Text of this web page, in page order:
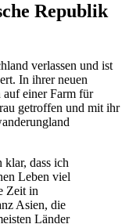
Republik
verlassen und ist
In ihrer neuen
einer Farm für
getroffen und mit ihr
klar, dass ich
Leben viel
Zeit in
Asien, die
Länder